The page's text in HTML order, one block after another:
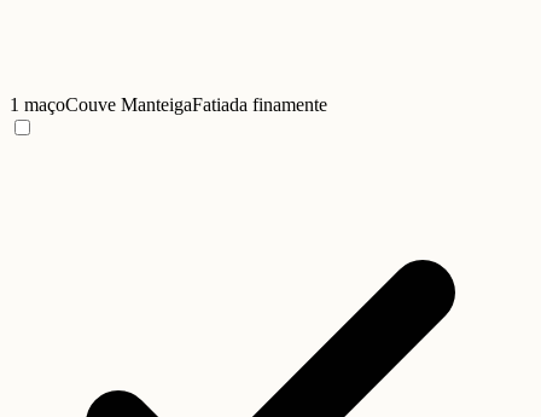
1 maçoCouve ManteigaFatiada finamente